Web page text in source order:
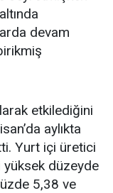
devam
etkilediğini
aylıkta
Yurt içi üretici
yüksek düzeyde
5,38 ve